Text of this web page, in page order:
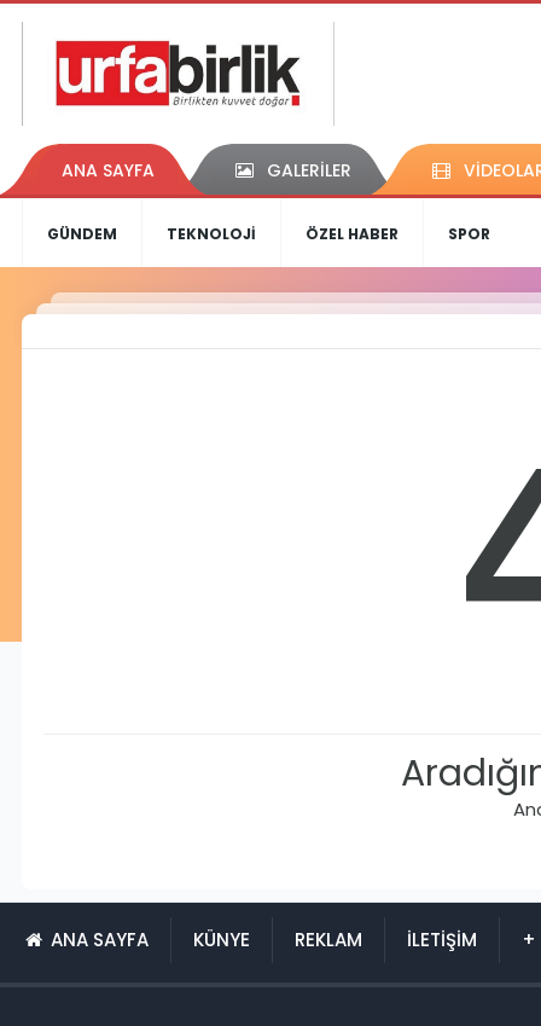
ANA SAYFA GALERİLER
GÜNDEM TEKNOLOJİ ÖZEL HABER SPOR
ANA SAYFA KÜNYE REKLAM İLETİŞİM +